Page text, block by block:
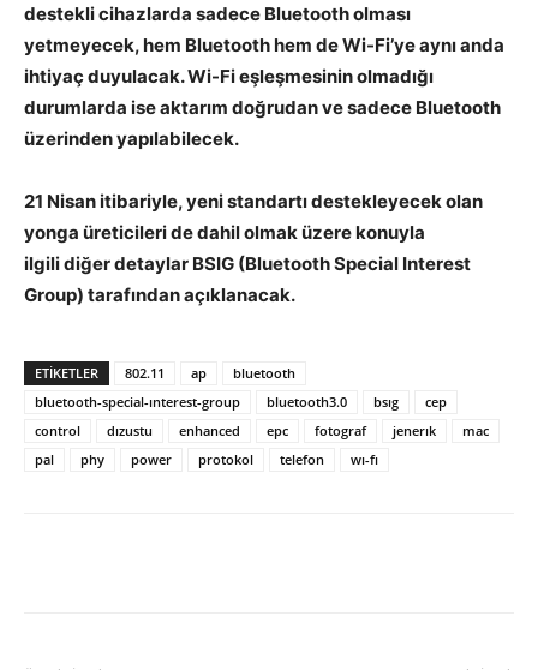
destekli cihazlarda sadece Bluetooth olması
yetmeyecek, hem Bluetooth hem de Wi-Fi’ye aynı anda
ihtiyaç duyulacak. Wi-Fi eşleşmesinin olmadığı
durumlarda ise aktarım doğrudan ve sadece Bluetooth
üzerinden yapılabilecek.
21 Nisan itibariyle, yeni standartı destekleyecek olan
yonga üreticileri de dahil olmak üzere konuyla
ilgili diğer detaylar BSIG (Bluetooth Special Interest
Group) tarafından açıklanacak.
ETIKETLER 802.11 ap
bluetooth
bluetooth-special-ınterest-group
bluetooth3.0 bsıg
cep
control
dızustu enhanced epc fotograf jenerık
mac
pal
phy power protokol telefon wı-fı